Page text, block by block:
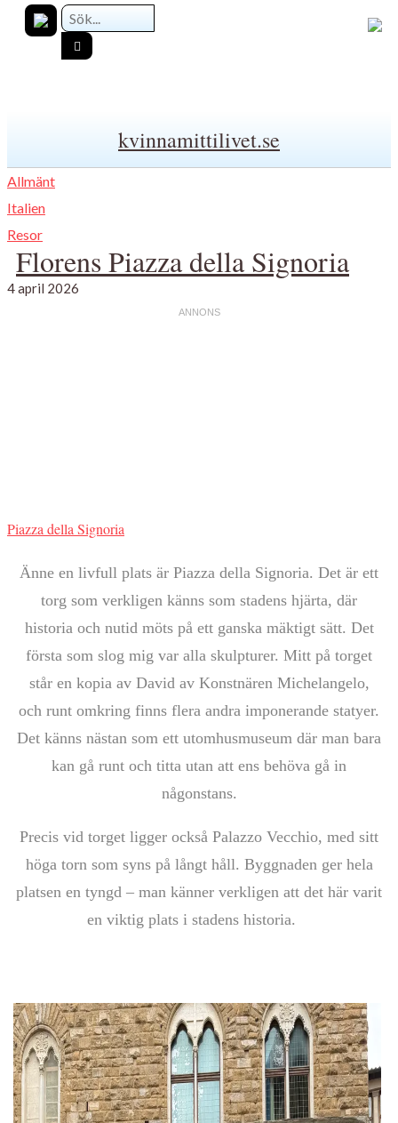
kvinnamittilivet.se
Allmänt
Italien
Resor
Florens Piazza della Signoria
4 april 2026
Piazza della Signoria
Änne en livfull plats är Piazza della Signoria. Det är ett
torg som verkligen känns som stadens hjärta, där
historia och nutid möts på ett ganska mäktigt sätt. Det
första som slog mig var alla skulpturer. Mitt på torget
står en kopia av David av Konstnären Michelangelo,
och runt omkring finns flera andra imponerande statyer.
Det känns nästan som ett utomhusmuseum där man bara
kan gå runt och titta utan att ens behöva gå in
någonstans.
Precis vid torget ligger också Palazzo Vecchio, med sitt
höga torn som syns på långt håll. Byggnaden ger hela
platsen en tyngd – man känner verkligen att det här varit
en viktig plats i stadens historia.